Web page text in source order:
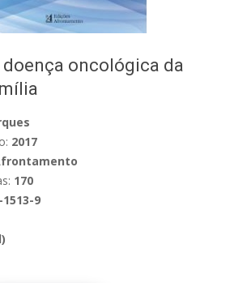
doença oncológica da
2017
170
9